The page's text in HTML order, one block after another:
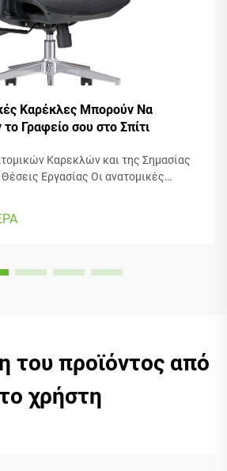
Καρέκλες Μπορούν Να
Γραφείο σου στο Σπίτι
Καρεκλών και της Σημασίας
Εργασίας Οι ανατομικές
προσαρμόζονται σε διαφορετικούς
του προϊόντος από
χρήστη